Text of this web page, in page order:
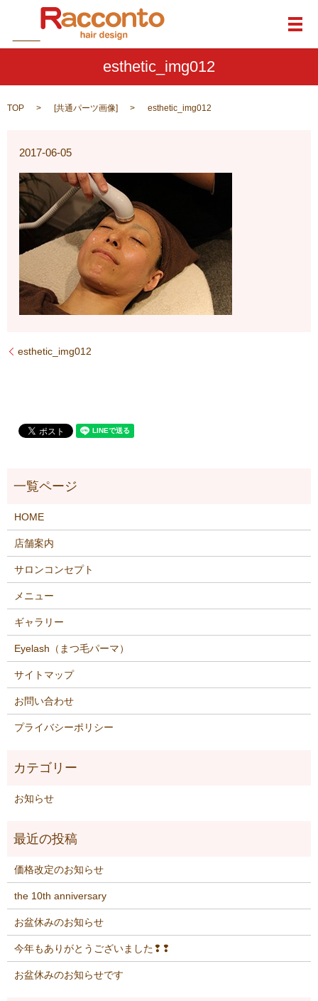
メ
esthetic_img012
TOP [共通パーツ画像] esthetic_img012
2017-06-05
esthetic_img012
HOME
店舗案内
サロンコンセプト
メニュー
ギャラリー
Eyelash（まつ毛パーマ）
サイトマップ
お問い合わせ
プライバシーポリシー
お知らせ
価格改定のお知らせ
the 10th anniversary
お盆休みのお知らせ
今年もありがとうございました❢❢
お盆休みのお知らせです